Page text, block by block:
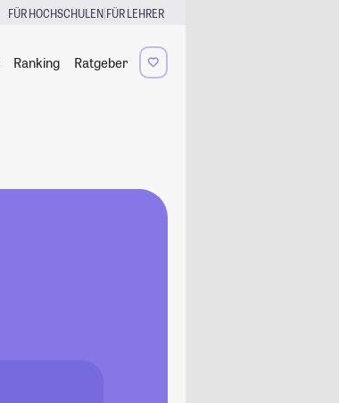
FÜR HOCHSCHULEN|FÜR LEHRER
Ranking Ratgeber